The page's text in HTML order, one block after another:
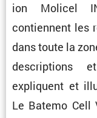
ion Molicel
contiennent les
dans toute la
descrip­tions
expliquent et
Le Batemo Cell